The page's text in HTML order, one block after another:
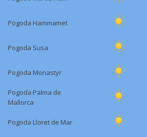
Pogoda Hammamet
Pogoda Susa
Pogoda Monastyr
Pogoda Palma de
Mallorca
Pogoda Lloret de Mar